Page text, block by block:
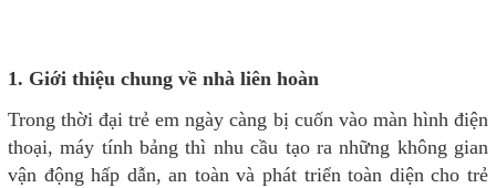
1. Giới thiệu chung về nhà liên hoàn
Trong thời đại trẻ em ngày càng bị cuốn vào màn hình điện
thoại, máy tính bảng thì nhu cầu tạo ra những không gian
vận động hấp dẫn, an toàn và phát triển toàn diện cho trẻ